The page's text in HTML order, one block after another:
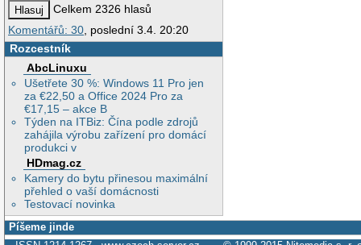
Celkem 2326 hlasů
Komentářů: 30 , poslední 3.4. 20:20
Rozcestník
AbcLinuxu
Ušetřete 30 %: Windows 11 Pro jen
za €22,50 a Office 2024 Pro za
€17,15 – akce B
Týden na ITBiz: Čína podle zdrojů
zahájila výrobu zařízení pro domácí
produkci v
HDmag.cz
Kamery do bytu přinesou maximální
přehled o vaší domácnosti
Testovací novinka
Píšeme jinde